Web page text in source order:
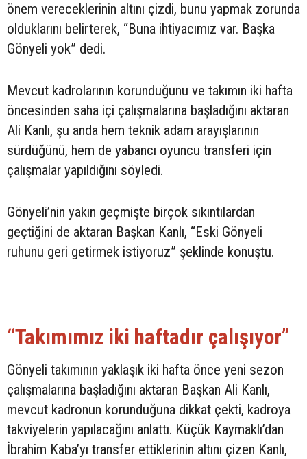
önem vereceklerinin altını çizdi, bunu yapmak zorunda
olduklarını belirterek, “Buna ihtiyacımız var. Başka
Gönyeli yok” dedi.
Mevcut kadrolarının korunduğunu ve takımın iki hafta
öncesinden saha içi çalışmalarına başladığını aktaran
Ali Kanlı, şu anda hem teknik adam arayışlarının
sürdüğünü, hem de yabancı oyuncu transferi için
çalışmalar yapıldığını söyledi.
Gönyeli’nin yakın geçmişte birçok sıkıntılardan
geçtiğini de aktaran Başkan Kanlı, “Eski Gönyeli
ruhunu geri getirmek istiyoruz” şeklinde konuştu.
“Takımımız iki haftadır çalışıyor”
Gönyeli takımının yaklaşık iki hafta önce yeni sezon
çalışmalarına başladığını aktaran Başkan Ali Kanlı,
mevcut kadronun korunduğuna dikkat çekti, kadroya
takviyelerin yapılacağını anlattı. Küçük Kaymaklı’dan
İbrahim Kaba’yı transfer ettiklerinin altını çizen Kanlı,